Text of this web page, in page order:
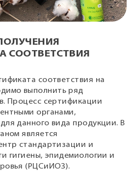
СООТВЕТСТВИЯ
соответствия на
выполнить ряд
Процесс сертификации
органами,
данного вида продукции. В
является
стандартизации и
гигиены, эпидемиологии и
(РЦСиИОЗ).